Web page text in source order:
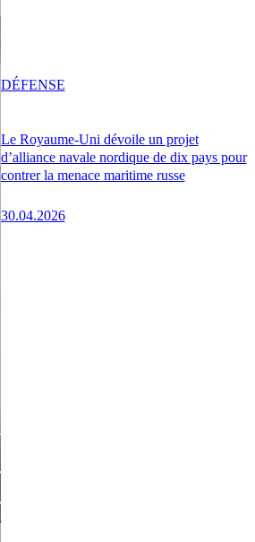
Le Royaume-Uni dévoile un projet
d’alliance navale nordique de dix pays pour
contrer la menace maritime russe
30.04.2026
DÉFENSE